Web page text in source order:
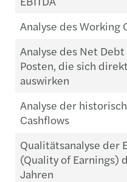
Analyse des Working
Analyse des Net
Posten, die sich
auswirken
Analyse der
Cashflows
Qualitätsanalyse der
(Quality of Earnings)
Jahren